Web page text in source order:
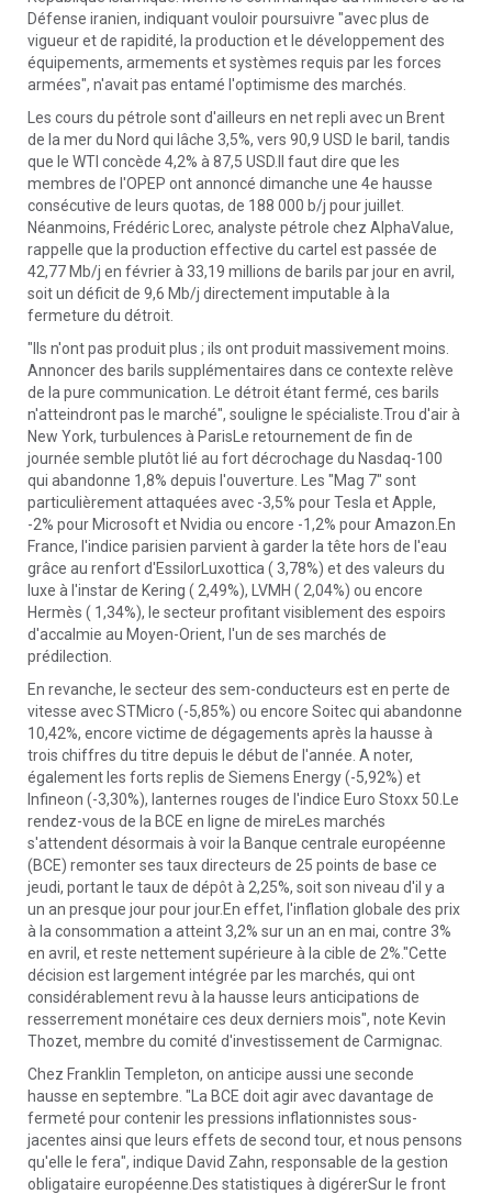
Défense iranien, indiquant vouloir poursuivre "avec plus de
vigueur et de rapidité, la production et le développement des
équipements, armements et systèmes requis par les forces
armées", n'avait pas entamé l'optimisme des marchés.
Les cours du pétrole sont d'ailleurs en net repli avec un Brent
de la mer du Nord qui lâche 3,5%, vers 90,9 USD le baril, tandis
que le WTI concède 4,2% à 87,5 USD.Il faut dire que les
membres de l'OPEP ont annoncé dimanche une 4e hausse
consécutive de leurs quotas, de 188 000 b/j pour juillet.
Néanmoins, Frédéric Lorec, analyste pétrole chez AlphaValue,
rappelle que la production effective du cartel est passée de
42,77 Mb/j en février à 33,19 millions de barils par jour en avril,
soit un déficit de 9,6 Mb/j directement imputable à la
fermeture du détroit.
"Ils n'ont pas produit plus ; ils ont produit massivement moins.
Annoncer des barils supplémentaires dans ce contexte relève
de la pure communication. Le détroit étant fermé, ces barils
n'atteindront pas le marché", souligne le spécialiste.Trou d'air à
New York, turbulences à ParisLe retournement de fin de
journée semble plutôt lié au fort décrochage du Nasdaq-100
qui abandonne 1,8% depuis l'ouverture. Les "Mag 7" sont
particulièrement attaquées avec -3,5% pour Tesla et Apple,
-2% pour Microsoft et Nvidia ou encore -1,2% pour Amazon.En
France, l'indice parisien parvient à garder la tête hors de l'eau
grâce au renfort d'EssilorLuxottica ( 3,78%) et des valeurs du
luxe à l'instar de Kering ( 2,49%), LVMH ( 2,04%) ou encore
Hermès ( 1,34%), le secteur profitant visiblement des espoirs
d'accalmie au Moyen-Orient, l'un de ses marchés de
prédilection.
En revanche, le secteur des sem-conducteurs est en perte de
vitesse avec STMicro (-5,85%) ou encore Soitec qui abandonne
10,42%, encore victime de dégagements après la hausse à
trois chiffres du titre depuis le début de l'année. A noter,
également les forts replis de Siemens Energy (-5,92%) et
Infineon (-3,30%), lanternes rouges de l'indice Euro Stoxx 50.Le
rendez-vous de la BCE en ligne de mireLes marchés
s'attendent désormais à voir la Banque centrale européenne
(BCE) remonter ses taux directeurs de 25 points de base ce
jeudi, portant le taux de dépôt à 2,25%, soit son niveau d'il y a
un an presque jour pour jour.En effet, l'inflation globale des prix
à la consommation a atteint 3,2% sur un an en mai, contre 3%
en avril, et reste nettement supérieure à la cible de 2%."Cette
décision est largement intégrée par les marchés, qui ont
considérablement revu à la hausse leurs anticipations de
resserrement monétaire ces deux derniers mois", note Kevin
Thozet, membre du comité d'investissement de Carmignac.
Chez Franklin Templeton, on anticipe aussi une seconde
hausse en septembre. "La BCE doit agir avec davantage de
fermeté pour contenir les pressions inflationnistes sous-
jacentes ainsi que leurs effets de second tour, et nous pensons
qu'elle le fera", indique David Zahn, responsable de la gestion
obligataire européenne.Des statistiques à digérerSur le front